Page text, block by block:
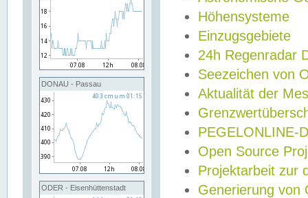
DONAU - Passau
ODER - Eisenhüttenstadt
Höhensysteme
Einzugsgebiete
24h Regenradar
Seezeichen von
Aktualität der
PEGELONLINE-
Open Source
Projektarbeit zur
Generierung von